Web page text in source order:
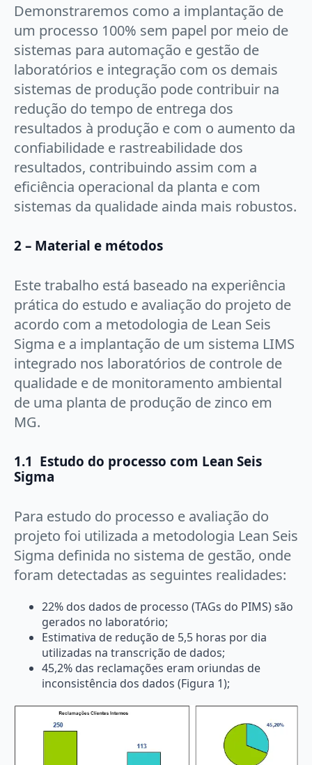
Demonstraremos como a implantação de
um processo 100% sem papel por meio de
sistemas para automação e gestão de
laboratórios e integração com os demais
sistemas de produção pode contribuir na
redução do tempo de entrega dos
resultados à produção e com o aumento da
confiabilidade e rastreabilidade dos
resultados, contribuindo assim com a
eficiência operacional da planta e com
sistemas da qualidade ainda mais robustos.
2 – Material e métodos
Este trabalho está baseado na experiência
prática do estudo e avaliação do projeto de
acordo com a metodologia de Lean Seis
Sigma e a implantação de um sistema LIMS
integrado nos laboratórios de controle de
qualidade e de monitoramento ambiental
de uma planta de produção de zinco em
MG.
1.1 Estudo do processo com Lean Seis
Sigma
Para estudo do processo e avaliação do
projeto foi utilizada a metodologia Lean Seis
Sigma definida no sistema de gestão, onde
foram detectadas as seguintes realidades:
22% dos dados de processo (TAGs do PIMS) são
gerados no laboratório;
Estimativa de redução de 5,5 horas por dia
utilizadas na transcrição de dados;
45,2% das reclamações eram oriundas de
inconsistência dos dados (Figura 1);